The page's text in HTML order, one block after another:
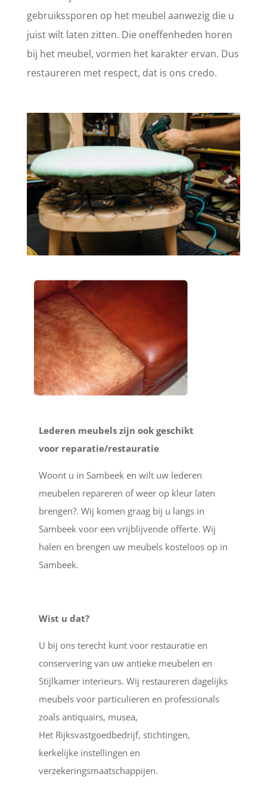
gebruikssporen op het meubel aanwezig die u
juist wilt laten zitten. Die oneffenheden horen
bij het meubel, vormen het karakter ervan. Dus
restaureren met respect, dat is ons credo.
Lederen meubels zijn ook geschikt
voor reparatie/restauratie
Woont u in Sambeek en wilt uw lederen
meubelen repareren of weer op kleur laten
brengen?. Wij komen graag bij u langs in
Sambeek voor een vrijblijvende offerte. Wij
halen en brengen uw meubels kosteloos op in
Sambeek.
Wist u dat?
U bij ons terecht kunt voor restauratie en
conservering van uw antieke meubelen en
Stijlkamer interieurs. Wij restaureren dagelijks
meubels voor particulieren en professionals
zoals antiquairs, musea,
Het Rijksvastgoedbedrijf, stichtingen,
kerkelijke instellingen en
verzekeringsmaatschappijen.